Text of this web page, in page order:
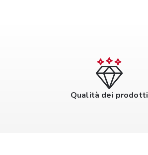
Qualità dei prodotti